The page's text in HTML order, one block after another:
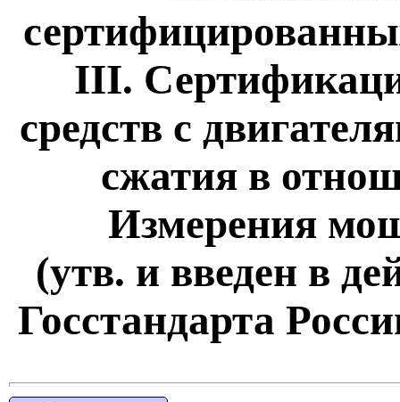
III.
средств с
сжатия в
Измерения
(утв. и введен в
Госстандарта